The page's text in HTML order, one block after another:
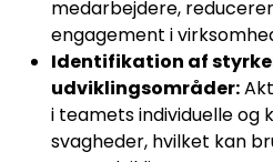
medarbejdere,
engagement i
Identifikation af
udviklingsområder:
i teamets individuelle og
svagheder, hvilket kan